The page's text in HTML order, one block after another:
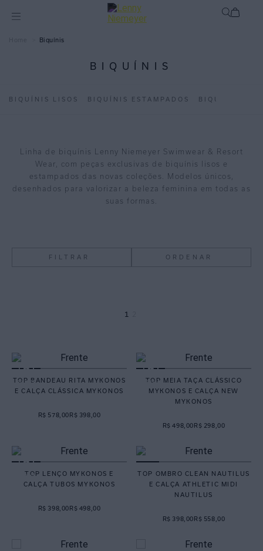
Biquínis
BIQUÍNIS
BIQUÍNIS LISOS BIQUÍNIS ESTAMPADOS BIQUÍNI
Linha de biquínis Lenny Niemeyer Swimwear & Resort
Wear, com peças exclusivas de biquínis lisos e
estampados das novas coleções. Modelos únicos,
desenhados para valorizar a beleza feminina em todas as
suas formas.
FILTRAR ORDENAR
1
TOP BANDEAU RITA MYKONOS
E CALÇA CLÁSSICA MYKONOS
R$ 578,00R$ 398,00
TOP MEIA TAÇA CLÁSSICO
MYKONOS E CALÇA NEW
MYKONOS
R$ 498,00R$ 298,00
TOP LENÇO MYKONOS E
CALÇA TUBOS MYKONOS
R$ 398,00R$ 498,00
TOP OMBRO CLEAN NAUTILUS
E CALÇA ATHLETIC MIDI
NAUTILUS
R$ 398,00R$ 558,00